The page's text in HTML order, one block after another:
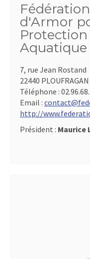
d'Armor
Aquatique
7, rue Jean Rostand
22440 PLOUFRAGAN
Téléphone :
Email :
http://
Président : Maurice